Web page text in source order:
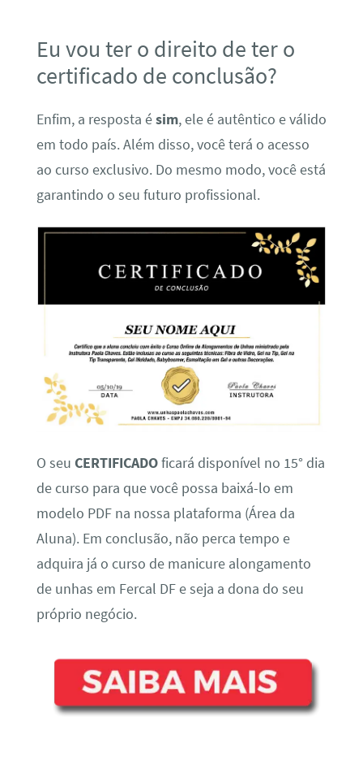
Eu vou ter o direito de ter o
certificado de conclusão?
Enfim, a resposta ésim, ele é autêntico e válido
em todo país. Além disso, você terá o acesso
ao curso exclusivo. Do mesmo modo, você está
garantindo o seu futuro profissional.
O seu CERTIFICADOficará disponível no 15° dia
de curso para que você possa baixá-lo em
modelo PDF na nossa plataforma (Área da
Aluna). Em conclusão, não perca tempo e
adquira já o curso de manicure alongamento
de unhas em Fercal DF e seja a dona do seu
próprio negócio.